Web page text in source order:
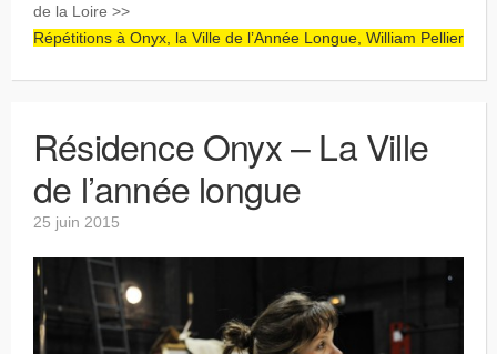
de la Loire >>
Répétitions à Onyx, la Ville de l’Année Longue, William Pellier
Résidence Onyx – La Ville
de l’année longue
25 juin 2015